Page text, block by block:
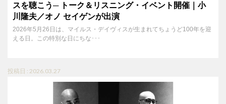
スを聴こう─ トーク＆リスニング・イベント開催｜小
川隆夫／オノ セイゲンが出演
2026年5月26日は、マイルス・デイヴィスが生まれてちょうど100年を迎
える日。この特別な日にちな･･･
投稿日 : 2026.03.27